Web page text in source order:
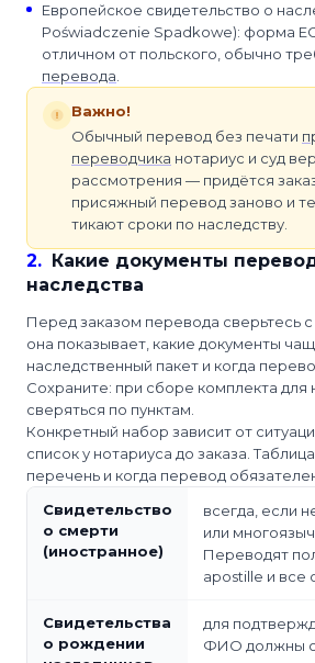
Европейское свидетельство о
Poświadczenie Spadkowe): форма
отличном от польского, обычно
перевода
Важно!
Обычный перевод без печати
переводчика нотариус и суд
рассмотрения — придётся
присяжный перевод заново и
тикают сроки по наследству.
2.
Какие документы
наследства
Перед заказом перевода сверьтесь
она показывает, какие документы
наследственный пакет и когда
Сохраните: при сборе комплекта для
сверяться по пунктам.
Конкретный набор зависит от
список у нотариуса до заказа.
перечень и когда перевод
Свидетельство
о смерти
(иностранное)
всегда, если
или
Переводят
apostille и все
Свидетельства
о рождении
для
ФИО должны